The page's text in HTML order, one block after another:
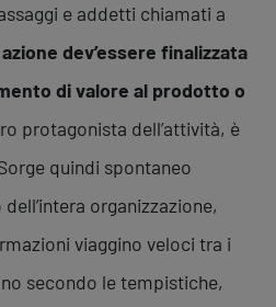
e addetti chiamati a
dev’essere finalizzata
di valore al prodotto o
protagonista dell’attività, è
quindi spontaneo
organizzazione,
viaggino veloci tra i
secondo le tempistiche,